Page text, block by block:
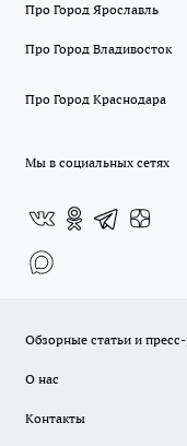
Про Город Ярославль
Про Город Владивосток
Про Город Краснодара
Мы в социальных сетях
Обзорные статьи и
О нас
Контакты